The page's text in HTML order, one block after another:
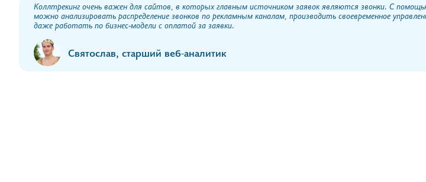
Коллтрекинг очень важен для сайтов, в которых главным источником заявок являются звонки. С
можно анализировать распределение звонков по рекламным каналам, производить своевременное
даже работать по бизнес-модели с оплатой за заявки.
Святослав, старший веб-аналитик